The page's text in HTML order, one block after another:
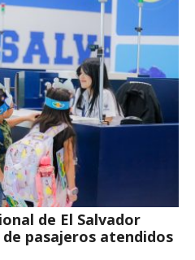
de El Salvador
pasajeros atendidos